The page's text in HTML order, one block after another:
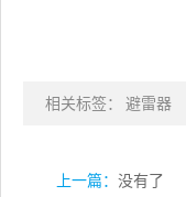
相关标签： 避雷器
上一篇： 没有了